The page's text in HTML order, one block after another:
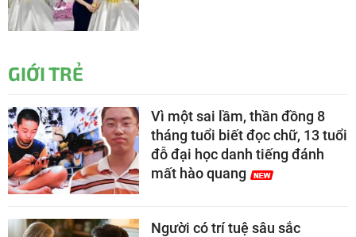
GIỚI TRẺ
Vì một sai lầm, thần đồng 8
tháng tuổi biết đọc chữ, 13 tuổi
đỗ đại học danh tiếng đánh
mất hào quang
Người có trí tuệ sâu sắc